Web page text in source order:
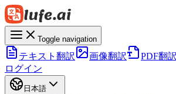
Toggle navigation
テキスト翻訳 画像翻訳 PDF翻訳
ログイン
日本語